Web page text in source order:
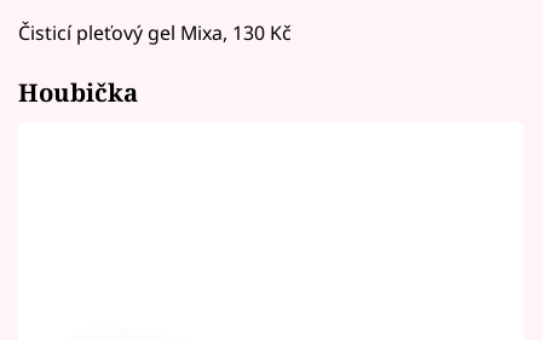
Čisticí pleťový gel Mixa, 130 Kč
Houbička